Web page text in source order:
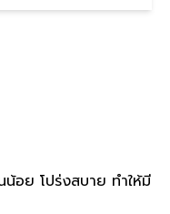
อย โปร่งสบาย ทำให้มี